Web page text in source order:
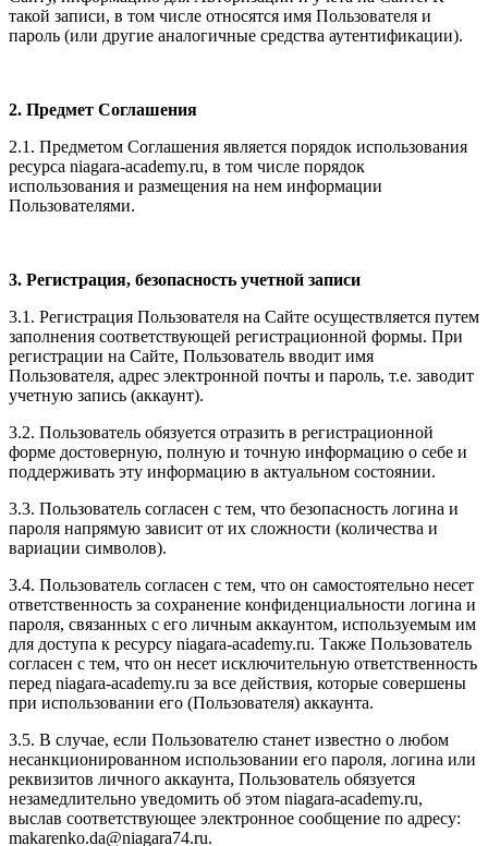
такой записи, в том числе относятся имя Пользователя и
пароль (или другие аналогичные средства аутентификации).
2. Предмет Соглашения
2.1. Предметом Соглашения является порядок использования
ресурса niagara-academy.ru, в том числе порядок
использования и размещения на нем информации
Пользователями.
3. Регистрация, безопасность учетной записи
3.1. Регистрация Пользователя на Сайте осуществляется путем
заполнения соответствующей регистрационной формы. При
регистрации на Сайте, Пользователь вводит имя
Пользователя, адрес электронной почты и пароль, т.е. заводит
учетную запись (аккаунт).
3.2. Пользователь обязуется отразить в регистрационной
форме достоверную, полную и точную информацию о себе и
поддерживать эту информацию в актуальном состоянии.
3.3. Пользователь согласен с тем, что безопасность логина и
пароля напрямую зависит от их сложности (количества и
вариации символов).
3.4. Пользователь согласен с тем, что он самостоятельно несет
ответственность за сохранение конфиденциальности логина и
пароля, связанных с его личным аккаунтом, используемым им
для доступа к ресурсу niagara-academy.ru. Также Пользователь
согласен с тем, что он несет исключительную ответственность
перед niagara-academy.ru за все действия, которые совершены
при использовании его (Пользователя) аккаунта.
3.5. В случае, если Пользователю станет известно о любом
несанкционированном использовании его пароля, логина или
реквизитов личного аккаунта, Пользователь обязуется
незамедлительно уведомить об этом niagara-academy.ru,
выслав соответствующее электронное сообщение по адресу:
makarenko.da@niagara74.ru.